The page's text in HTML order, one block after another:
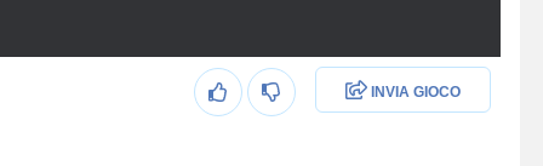
INVIA GIOCO